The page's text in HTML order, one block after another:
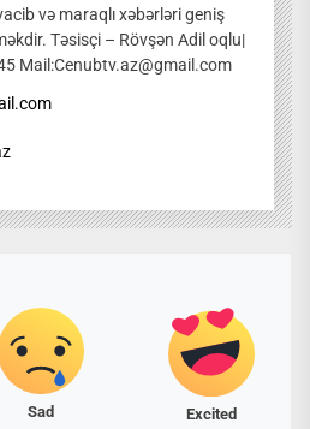
və maraqlı xəbərləri geniş
Təsisçi – Rövşən Adil oqlu|
Mail:Cenubtv.az@gmail.com
Sad Excited